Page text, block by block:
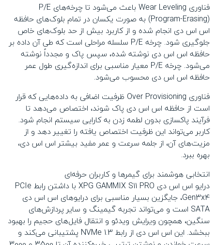
فناوری Wear Leveling باعث می‌شود تا چرخه‌های P/E
(Program-Erasing) به صورت یکسان در تمام بلوک‌های حافظه
اس اس دی انجام شده و از کاربرد بیش از حد بلوک‌های خاص
جلوگیری شود. چرخه P/E سلسله مراحلی است که طی آن داده بر
حافظه اس اس دی نوشته شده، سپس پاک و مجدداً نوشته
می‌شود. چرخه P/E معیار مناسبی برای اندازه‌گیری طول عمر
حافظه اس اس دی محسوب می‌شود.
فناوری Over Provisioning ظرفیت اضافی به داده‌هایی که قرار
است از حافظه اس اس دی پاک شوند، اختصاص می‌دهد تا
فرآیند پاکسازی بدون لطمه زدن به کارایی سیستم انجام شود.
کاربر می‌تواند این ظرفیت اختصاص یافته را تغییر دهد و از
مزیت‌های آن، از جلمه سرعت و عمر مفید بیشتر اس اس دی،
بهره ببرد.
انتخابی هوشمند برای گیمرها و کاربران حرفه‌ای
درایو اس اس دی XPG GAMMIX S11 PRO با داشتن رابط PCIe
Gen3x4، جایگزین بسیار مناسبی برای درایوهای اس اس دی
SATA است و می‌تواند تجربه گیمینگ و سایر پردازش‌های
سنگین، همچون ویرایش ویدئو و انتقال فایل‌های حجیم را بهبود
ببخشد. این اس اس دی از رابط NVMe 1.3 پشتیبانی می‌کند و